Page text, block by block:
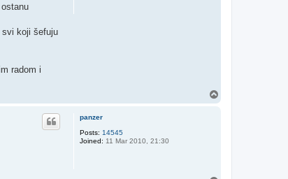
svi koji šefuju
radom i
panzer
Posts: 14545
Joined: 11 Mar 2010, 21:30